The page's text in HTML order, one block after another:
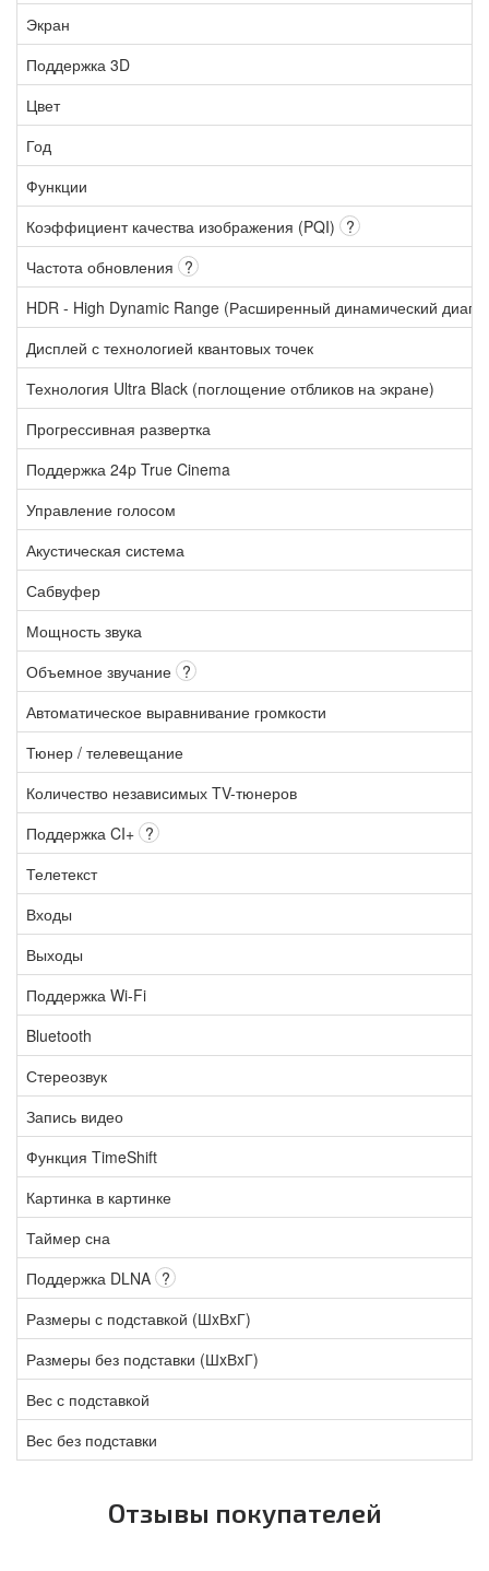
Экран
Поддержка 3D
Цвет
Год
Функции
Коэффициент качества изображения (PQI) ?
Частота обновления ?
HDR - High Dynamic Range (Расширенный динамический
Дисплей с технологией квантовых точек
Технология Ultra Black (поглощение отбликов на экране)
Прогрессивная развертка
Поддержка 24p True Cinema
Управление голосом
Акустическая система
Сабвуфер
Мощность звука
Объемное звучание ?
Автоматическое выравнивание громкости
Тюнер / телевещание
Количество независимых TV-тюнеров
Поддержка CI+ ?
Телетекст
Входы
Выходы
Поддержка Wi-Fi
Bluetooth
Стереозвук
Запись видео
Функция TimeShift
Картинка в картинке
Таймер сна
Поддержка DLNA ?
Размеры с подставкой (ШxВxГ)
Размеры без подставки (ШxВxГ)
Вес с подставкой
Вес без подставки
Отзывы покупателей